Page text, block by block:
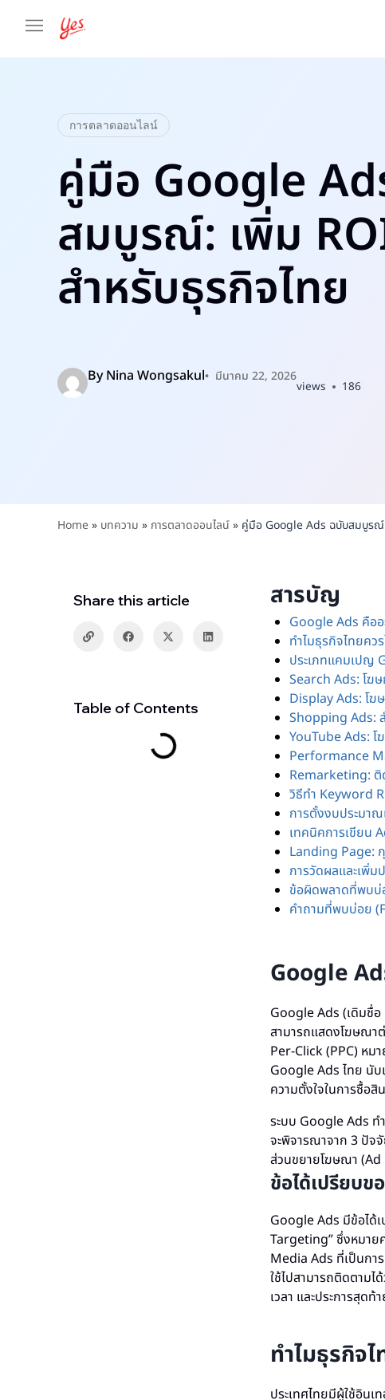
การตลาดออนไลน์
คู่มือ Google
สมบูรณ์: เพิ่ม
สำหรับธุรกิจไทย
ByNina Wongsakul มีนาคม 22, 2026
views 186
Home» บทความ » การตลาดออนไลน์» คู่มือ Google Ads ฉบับสมบูรณ์
Share this article
Table of Contents
สารบัญ
Google Ads คืออ
ทำไมธุรกิจไทยคว
ประเภทแคมเปญ
Search Ads: โฆ
Display Ads: โฆ
Shopping Ads:
YouTube Ads: โ
Performance
Remarketing: ติ
วิธีทำ Keyword
การตั้งงบประมา
เทคนิคการเขียน
Landing Page:
การวัดผลและเพิ่ม
ข้อผิดพลาดที่พบบ่
คำถามที่พบบ่อย
Google
Google Ads (เดิมชื่
สามารถแสดงโฆษณา
Per-Click (PPC) ห
Google Ads ไทย นั
ความตั้งใจในการซื้อสิ
ระบบ Google Ads ท
จะพิจารณาจาก 3 ปัจ
ส่วนขยายโฆษณา (Ad
ข้อได้เปรียบ
Google Ads มีข้อได้
Targeting” ซึ่งหมาย
Media Ads ที่เป็นกา
ใช้ไปสามารถติดตามไ
เวลา และประการสุด
ทำไมธุรกิจ
ประเทศไทยมีผู้ใช้อิน